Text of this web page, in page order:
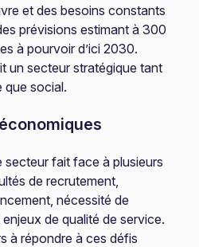
et des besoins constants
prévisions estimant à 300
à pourvoir d’ici 2030.
un secteur stratégique tant
que social.
secteur fait face à plusieurs
de recrutement,
nécessité de
de qualité de service.
à répondre à ces défis